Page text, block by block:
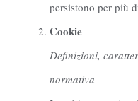
persistono per più
Cookie
Definizioni,
normativa